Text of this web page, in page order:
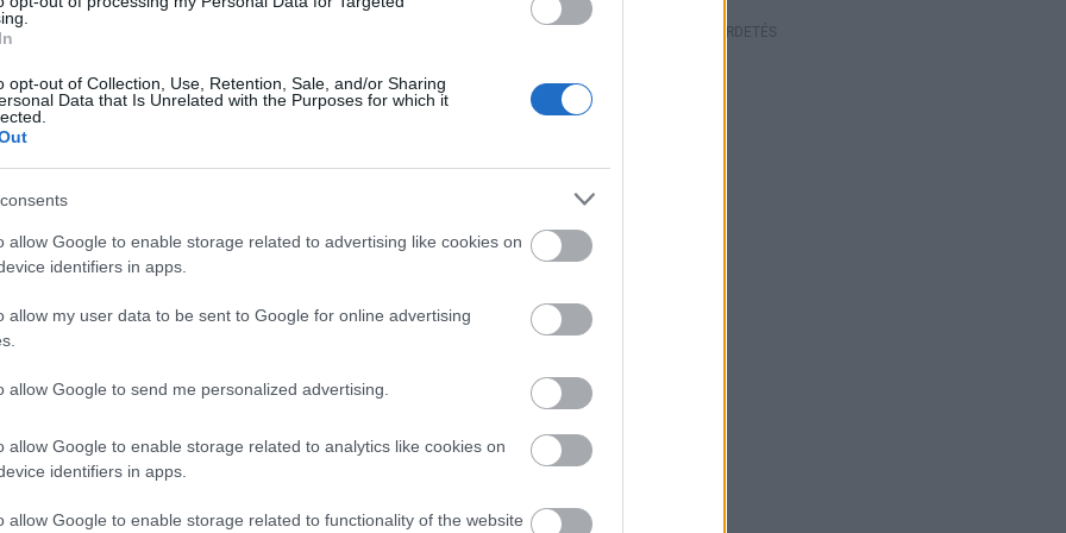
opt-out of Collection, Use, Retention, Sale, and/or Sharing
Data that Is Unrelated with the Purposes for which it
allow Google to enable storage related to advertising like cookies on
identifiers in apps.
allow my user data to be sent to Google for online advertising
allow Google to send me personalized advertising.
allow Google to enable storage related to analytics like cookies on
identifiers in apps.
allow Google to enable storage related to functionality of the website
vételüket, ezt akár már most is megtehetik. A
be munkaerő-igényüket, amelyben a
foglalkoztatási területet pedig megadhatják. A
kell eljuttatniuk. A nyári diákmunka
találhatnak további tájékoztató anyagokat.
nyit meg a fiatalok előtt, tavaly 90 féle
Példaként említette, hogy a legáltalánosabb
volt, míg mások felszolgálóként, pultosként vagy
HIRDETÉS